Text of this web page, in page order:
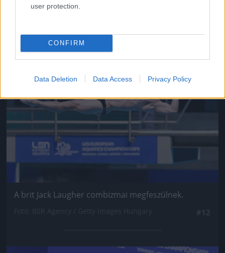
user protection.
CONFIRM
Data Deletion Data Access Privacy Policy
Fotó: BSR Agency / Getty Images Hungary
Jön még kép!
A brit Jack Laugher combizmai megfeszülnek.